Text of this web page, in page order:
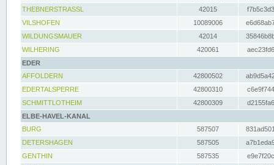
THEBNERSTRASSL
42015
VILSHOFEN
10089006
WILDUNGSMAUER
42014
WILHERING
420061
EDER
AFFOLDERN
42800502
EDERTALSPERRE
42800310
SCHMITTLOTHEIM
42800309
ELBE-HAVEL-KANAL
BURG
587507
DETERSHAGEN
587505
GENTHIN
587535